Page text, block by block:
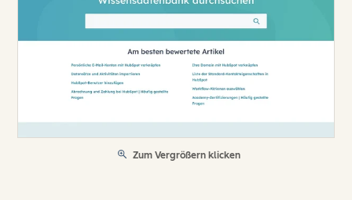
Zum Vergrößern klicken